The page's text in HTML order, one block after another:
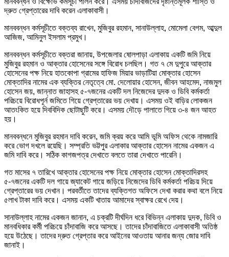
দ্রুত গ্রেপ্তারের দাবি করেন এলাকাবাসী।
মানববন্ধন কর্মসূচীতে বক্তব্য রাখেন, মুজিবুর রহমান, সানাউল্লাহ, মোমেলা বেগম, আব্দুল
আজিজ, আমিনুল ইসলাম প্রমুখ।
মানববন্ধন কর্মসূচীতে বক্তরা জানায়, উপজেলার ষোলপাড়া এলাকায় একটি জমি নিয়ে
মুজিবুর রহমান ও আক্তার হোসেনের সঙ্গে বিরোধ চলছিল। গত ৭ মে দুপুরে আক্তার
হোসেনের পক্ষ নিয়ে হাতকোপা গ্রামের হাফিজ মিয়ার ভাড়াটিয়া মোক্তার হোসেন
মোক্তাদির নামের এক ব্যক্তির নেতৃত্বে মো. দেলোয়ার হোসেন, জীবন আহমেদ, নাজমুল
হোসেন জয়, জান্নাত জাহাসহ ৫-৭জনের একটি দল নিজেদের দুদক ও ডিবি কর্মকর্তা
পরিচয়ে বিরোধপূর্ন জমিতে গিয়ে গ্রেপ্তারের ভয় দেখায়। এসময় ওই বাড়ির লোকজন
আতংকিত হয়ে দিববিদিক ছোটাছুটি করে। এসময় দৌড়ে পালাতে গিয়ে ৩-৪ জন আহত
হয়।
মানববন্ধনে মুজিবুর রহমান দাবি করেন, জমি ক্রয় করে আমি ভূমি অফিস থেকে নামজারি
করে ভোগ দখলে রয়েছি। সম্প্রতি ভট্টপুর এলাকার আক্তার হোসেন নামের একজন এ
জমি দাবি করে। সঠিক কাগজপত্র দেখাতে বলতে তারা দেখাতে পারেনি।
গত মাসের ৭ তারিখে আক্তার হোসেনের পক্ষ নিয়ে মোক্তার হোসেন মোক্তাদিরসহ
৫-৭জনের একটি দল গায়ে জ্যাকেট গায়ে জড়িয়ে নিজেদের ডিবি কর্মকর্তা পরিচয় দিয়ে
গ্রেপ্তারের ভয় দেখান। পরবর্তীতে তাদের ব্যক্তিগত অফিসে দেখা করার কথা বলে নিয়ে
৫লাখ টাকা দাবি করে। এসময় একটি খাতায় আমাদের স্বাক্ষর রেখে দেয়।
সানাউল্লাহ নামের একজন জানান, এ চক্রটি দীর্ঘদিন ধরে বিভিন্ন এলাকায় দুদক, ডিবি ও
মানবধিকার কর্মী পরিচয়ে চাঁদাবাজি করে আসছে। তাদের চাঁদাবাজিতে এলাকাবাসী অতিষ্ঠ
হয়ে উঠেছে। তাদের দ্রুত গ্রেপ্তার করে আইনের আওতায় আনার জন্য জোর দাবি
জানাই।